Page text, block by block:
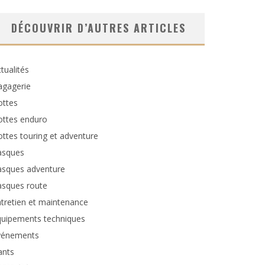
DÉCOUVRIR D’AUTRES ARTICLES
enduro
touring et adventure
adventure
route
et maintenance
techniques